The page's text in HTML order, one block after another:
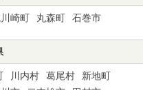
崎町 丸森町 石巻市
川内村 葛尾村
新地町